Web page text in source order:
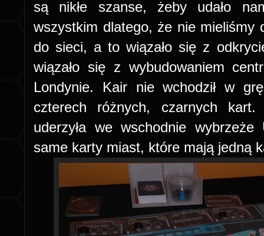
są nikłe szanse, żeby udało
wszystkim dlatego, że nie mieliśmy
do sieci, a to wiązało się z
wiązało się z wybudowaniem
Londynie. Kair nie wchodził w
czterech różnych, czarnych
uderzyła we wschodnie
same karty miast, które mają jedną